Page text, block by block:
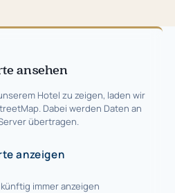
ansehen
Hotel zu zeigen, laden wir
Dabei werden Daten an
übertragen.
anzeigen
immer anzeigen